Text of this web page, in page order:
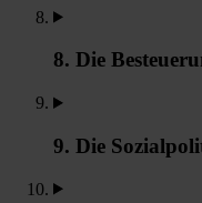
8. Die
9. Die